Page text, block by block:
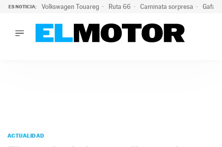
ES NOTICIA: Volkswagen Touareg Ruta 66 Caminata sorpresa Gafas
PODCAST
ACTUALIDAD